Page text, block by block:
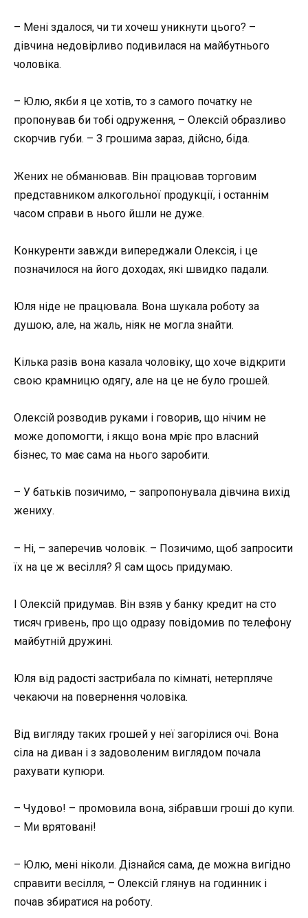
– Мені здалося, чи ти хочеш уникнути цього? –
дівчина недовірливо подивилася на майбутнього
чоловіка.
– Юлю, якби я це хотів, то з самого початку не
пропонував би тобі одруження, – Олексій образливо
скорчив губи. – З грошима зараз, дійсно, біда.
Жених не обманював. Він працював торговим
представником алкогольної продукції, і останнім
часом справи в нього йшли не дуже.
Конкуренти завжди випереджали Олексія, і це
позначилося на його доходах, які швидко падали.
Юля ніде не працювала. Вона шукала роботу за
душою, але, на жаль, ніяк не могла знайти.
Кілька разів вона казала чоловіку, що хоче відкрити
свою крамницю одягу, але на це не було грошей.
Олексій розводив руками і говорив, що нічим не
може допомогти, і якщо вона мріє про власний
бізнес, то має сама на нього заробити.
– У батьків позичимо, – запропонувала дівчина вихід
жениху.
– Ні, – заперечив чоловік. – Позичимо, щоб запросити
їх на це ж весілля? Я сам щось придумаю.
І Олексій придумав. Він взяв у банку кредит на сто
тисяч гривень, про що одразу повідомив по телефону
майбутній дружині.
Юля від радості застрибала по кімнаті, нетерпляче
чекаючи на повернення чоловіка.
Від вигляду таких грошей у неї загорілися очі. Вона
сіла на диван і з задоволеним виглядом почала
рахувати купюри.
– Чудово! – промовила вона, зібравши гроші до купи.
– Ми врятовані!
– Юлю, мені ніколи. Дізнайся сама, де можна вигідно
справити весілля, – Олексій глянув на годинник і
почав збиратися на роботу.